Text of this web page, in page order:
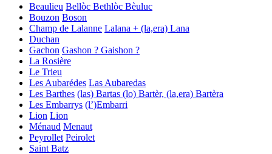
Beaulieu Bellòc Bethlòc Bèuluc
Bouzon Boson
Champ de Lalanne Lalana + (la,era) Lana
Duchan
Gachon Gashon ? Gaishon ?
La Rosière
Le Trieu
Les Aubarédes Las Aubaredas
Les Barthes (las) Bartas (lo) Bartèr, (la,era) Bartèra
Les Embarrys (l’)Embarri
Lion Lion
Ménaud Menaut
Peyrollet Peirolet
Saint Batz